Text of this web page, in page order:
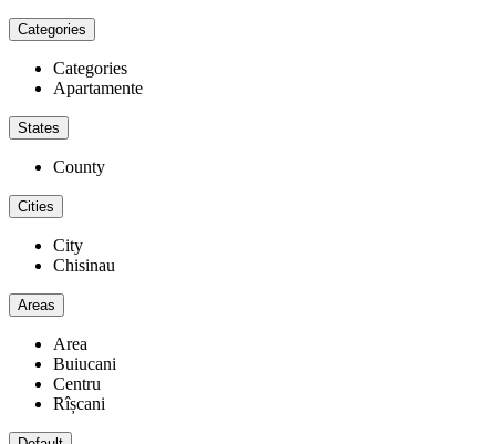
Categories
Categories
Apartamente
States
County
Cities
City
Chisinau
Areas
Area
Buiucani
Centru
Rîșcani